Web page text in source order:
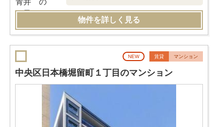
物件を詳しく見る
NEW 賃貸 マンション
中央区日本橋堀留町１丁目のマンション